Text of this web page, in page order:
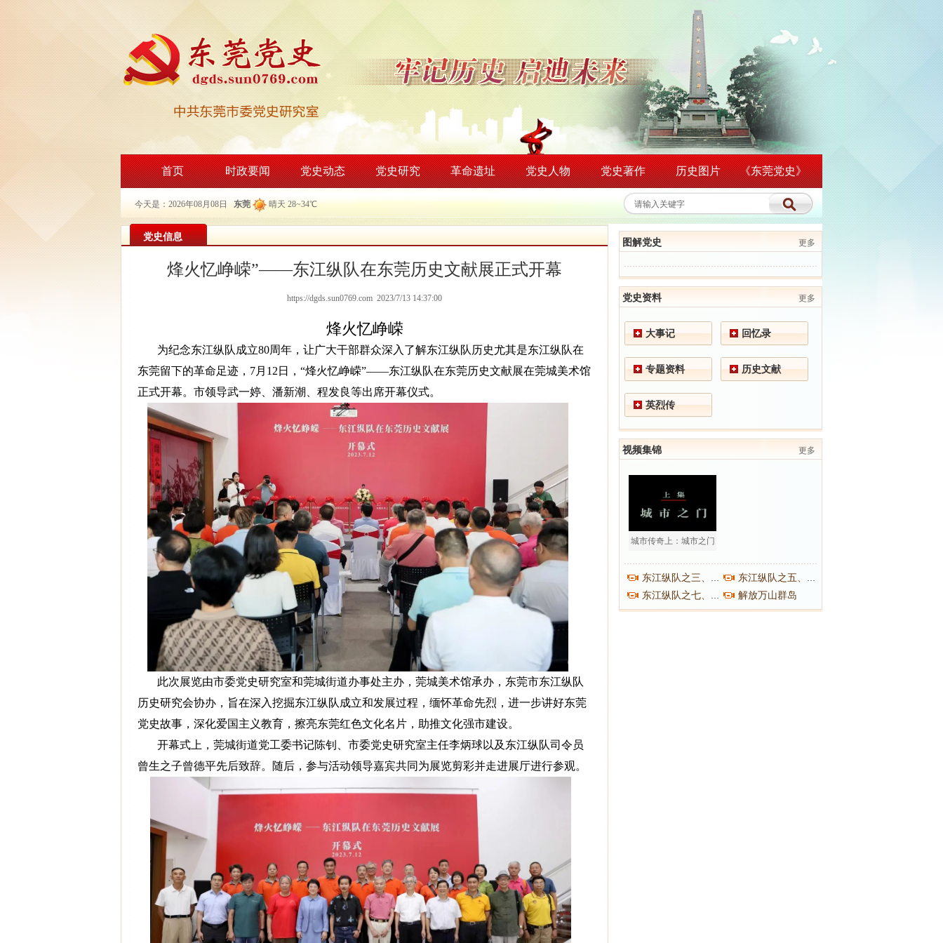
首页 时政要闻 党史动态 党史研究 革命遗址 党史人物 党史著作 历史图片 《东莞党史》
今天是：2026年08月08日 东莞 晴天 28~34℃
党史信息
烽火忆峥嵘”——东江纵队在东莞历史文献展正式开幕
https://dgds.sun0769.com 2023/7/13 14:37:00
烽火忆峥嵘
为纪念东江纵队成立80周年，让广大干部群众深入了解东江纵队历史尤其是东江纵队在
东莞留下的革命足迹，7月12日，“烽火忆峥嵘”——东江纵队在东莞历史文献展在莞城美术馆
正式开幕。市领导武一婷、潘新潮、程发良等出席开幕仪式。
此次展览由市委党史研究室和莞城街道办事处主办，莞城美术馆承办，东莞市东江纵队
历史研究会协办，旨在深入挖掘东江纵队成立和发展过程，缅怀革命先烈，进一步讲好东莞
党史故事，深化爱国主义教育，擦亮东莞红色文化名片，助推文化强市建设。
开幕式上，莞城街道党工委书记陈钊、市委党史研究室主任李炳球以及东江纵队司令员
曾生之子曾德平先后致辞。随后，参与活动领导嘉宾共同为展览剪彩并走进展厅进行参观。
图解党史 更多
党史资料 更多
大事记 回忆录
专题资料 历史文献
英烈传
视频集锦 更多
城市传奇上：城市之门
东江纵队之三、之四
东江纵队之五、之六
东江纵队之七、之八
解放万山群岛